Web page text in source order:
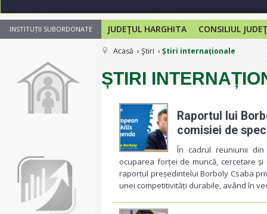
12
INSTITUȚII SUBORDONATE JUDEŢUL HARGHITA CONSILIUL
Acasă Ştiri Știri internaționale
ȘTIRI
Raportul lui
comisiei de
În cadrul reuniunii din
ocuparea forței de muncă, cercetare și
raportul președintelui Borboly Csaba
unei competitivități durabile, având în